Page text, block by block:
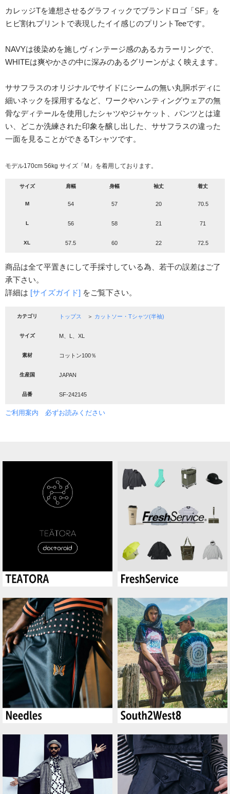
カレッジTを連想させるグラフィックでブランドロゴ「SF」を
ヒビ割れプリントで表現したイイ感じのプリントTeeです。
NAVYは後染めを施しヴィンテージ感のあるカラーリングで、
WHITEは爽やかさの中に深みのあるグリーンがよく映えます。
ササフラスのオリジナルでサイドにシームの無い丸胴ボディに
細いネックを採用するなど、ワークやハンティングウェアの無
骨なディテールを使用したシャツやジャケット、パンツとは違
い、どこか洗練された印象を醸し出した、ササフラスの違った
一面を見ることができるTシャツです。
モデル170cm 56kg サイズ「M」を着用しております。
サイズ 肩幅 身幅 袖丈 着丈
M 54 57 20 70.5
L 56 58 21 71
XL 57.5 60 22 72.5
商品は全て平置きにして手採寸している為、若干の誤差はご了
承下さい。
詳細は [サイズガイド] をご覧下さい。
カテゴリ トップス ＞ カットソー・Tシャツ(半袖)
サイズ M、L、XL
素材 コットン100％
生産国 JAPAN
品番 SF-242145
ご利用案内 必ずお読みください